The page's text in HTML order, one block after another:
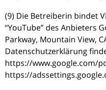
(9) Die Betreiberin bindet
“YouTube” des Anbieters
Parkway, Mountain View,
Datenschutzerklärung
https://www.google.com/
https://